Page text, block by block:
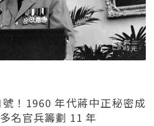
號！1960 年代蔣中正秘密成
名官兵籌劃 11 年